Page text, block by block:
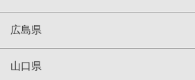
広島県
山口県